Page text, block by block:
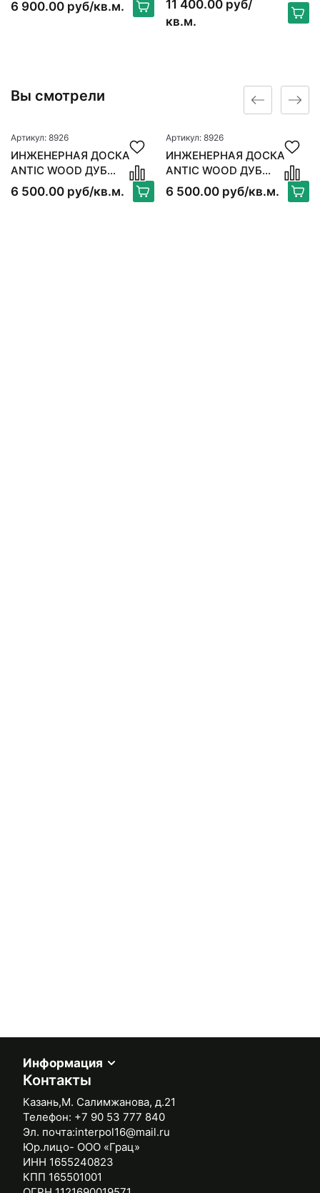
6 900.00 руб/кв.м.
11 400.00 руб/
кв.м.
Вы смотрели
Артикул: 8926
ИНЖЕНЕРНАЯ ДОСКА
ANTIC WOOD ДУБ
ТАРТУФО
6 500.00 руб/кв.м.
Артикул: 8926
ИНЖЕНЕРНАЯ ДОСКА
ANTIC WOOD ДУБ
ТАРТУФО
6 500.00 руб/кв.м.
Информация
Контакты
Казань,М. Салимжанова, д.21
Телефон: +7 90 53 777 840
Эл. почта:interpol16@mail.ru
Юр.лицо- ООО «Грац»
ИНН 1655240823
КПП 165501001